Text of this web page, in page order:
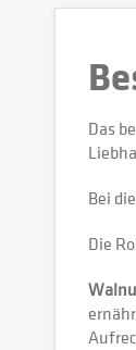
Das
Bei
Die